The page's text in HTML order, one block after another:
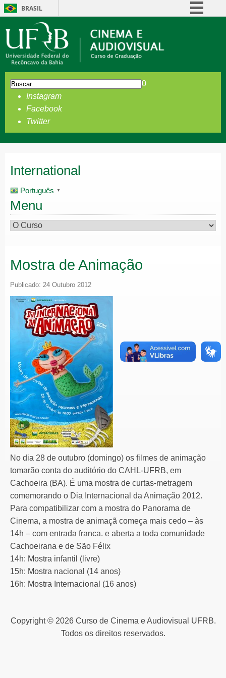
BRASIL
Comunica BR
Acesso à informação
Legislação
0
Instagram
Facebook
Twitter
International
Português ▼
Menu
Mostra de Animação
Publicado: 24 Outubro 2012
No dia 28 de outubro (domingo) os filmes de animação
tomarão conta do auditório do CAHL-UFRB, em
Cachoeira (BA). É uma mostra de curtas-metragem
comemorando o Dia Internacional da Animação 2012.
Para compatibilizar com a mostra do Panorama de
Cinema, a mostra de animaçã começa mais cedo – às
14h – com entrada franca. e aberta a toda comunidade
Cachoeirana e de São Félix
14h: Mostra infantil (livre)
15h: Mostra nacional (14 anos)
16h: Mostra Internacional (16 anos)
Copyright © 2026 Curso de Cinema e Audiovisual UFRB.
Todos os direitos reservados.